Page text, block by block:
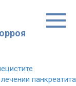
панкреатита